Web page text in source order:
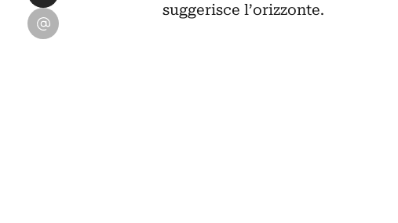
suggerisce l’orizzonte.
Condividi su Email